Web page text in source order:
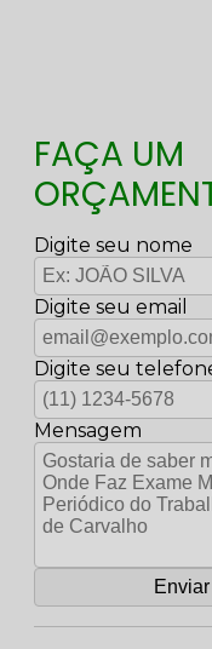
FAÇA UM
Digite seu nome
Digite seu email
Digite seu
Mensagem